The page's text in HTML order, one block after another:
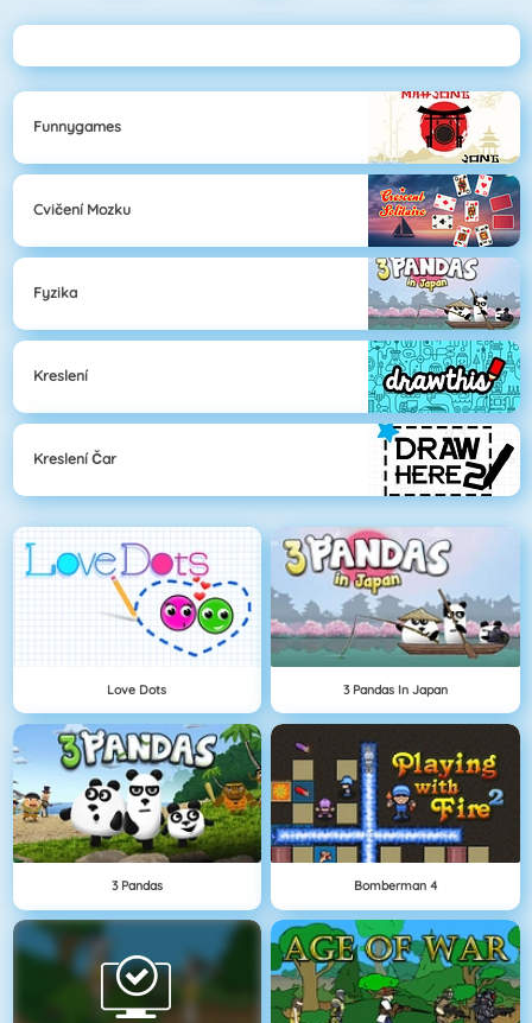
Funnygames
Cvičení Mozku
Fyzika
Kreslení
Kreslení Čar
Love Dots 3 Pandas In Japan
3 Pandas Bomberman 4